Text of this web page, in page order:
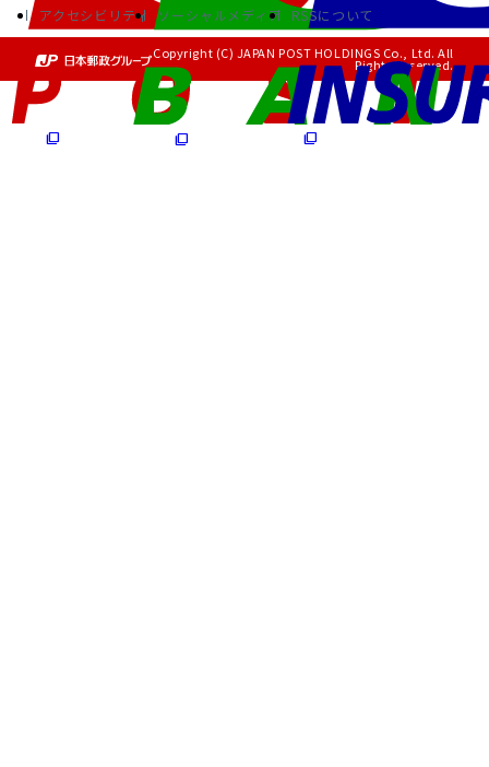
アクセシビリティ
ソーシャルメディア RSSについて
Copyright (C) JAPAN POST HOLDINGS Co., Ltd. All
Rights Reserved.